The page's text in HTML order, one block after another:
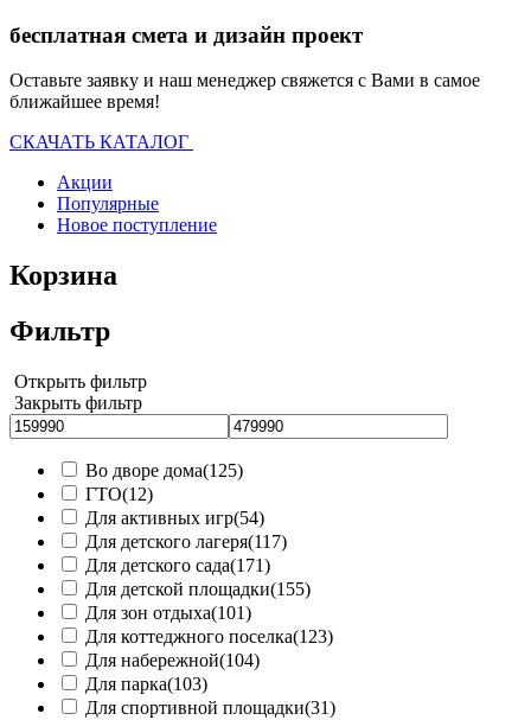
бесплатная смета и дизайн проект
Оставьте заявку и наш менеджер свяжется с Вами в самое
ближайшее время!
СКАЧАТЬ КАТАЛОГ
Акции
Популярные
Новое поступление
Корзина
Фильтр
Открыть фильтр
Закрыть фильтр
Во дворе дома(125)
ГТО(12)
Для активных игр(54)
Для детского лагеря(117)
Для детского сада(171)
Для детской площадки(155)
Для зон отдыха(101)
Для коттеджного поселка(123)
Для набережной(104)
Для парка(103)
Для спортивной площадки(31)